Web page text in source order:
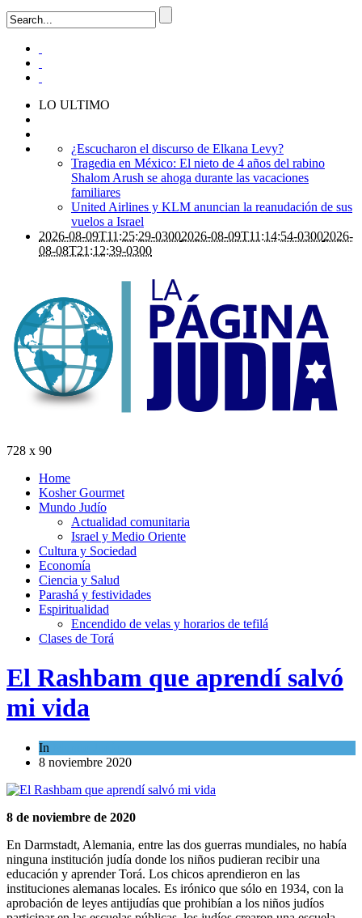
LO ULTIMO
¿Escucharon el discurso de Elkana Levy?
Tragedia en México: El nieto de 4 años del rabino
Shalom Arush se ahoga durante las vacaciones
familiares
United Airlines y KLM anuncian la reanudación de sus
vuelos a Israel
2026-08-09T11:25:29-03002026-08-09T11:14:54-03002026-
08-08T21:12:39-0300
728 x 90
Home
Kosher Gourmet
Mundo Judío
Actualidad comunitaria
Israel y Medio Oriente
Cultura y Sociedad
Economía
Ciencia y Salud
Parashá y festividades
Espiritualidad
Encendido de velas y horarios de tefilá
Clases de Torá
El Rashbam que aprendí salvó
mi vida
In
8 noviembre 2020
8 de noviembre de 2020
En Darmstadt, Alemania, entre las dos guerras mundiales, no había
ninguna institución judía donde los niños pudieran recibir una
educación y aprender Torá. Los chicos aprendieron en las
instituciones alemanas locales. Es irónico que sólo en 1934, con la
aprobación de leyes antijudías que prohibían a los niños judíos